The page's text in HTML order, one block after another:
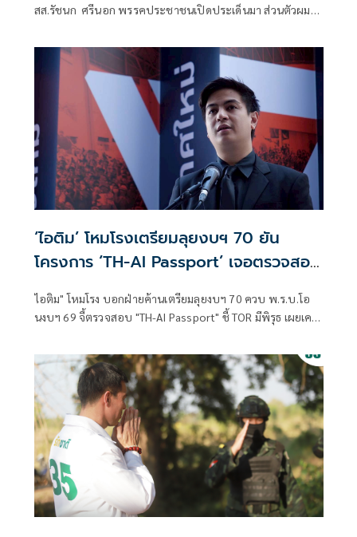
สส.รัชนก ศรีนอก พรรคประชาชนเปิดประเด็นมา ส่วนตัวผมใน
‘ไอติม’ โหมโรงเตรียมลุยงบฯ 70 ยัน
โครงการ ‘TH-AI Passport’ เจอตรวจสอบ
ไอติม" โหมโรง บอกฝ่ายค้านเตรียมลุยงบฯ 70 ควบ พ.ร.บ.โอ
นงบฯ 69 จี้ตรวจสอบ "TH-AI Passport" ชี้ TOR มีพิรุธ เผยเคย
ยังดันต่อ ชม "อ.เชน" รับไม้ต่อแล้วรื้อ TOR อุดรอยรั่ว ยอมรับ
ซักฟอกรอบนี้ไม่ทัน ขอคุยพรรคร่วมฝ่ายค้านก่อน